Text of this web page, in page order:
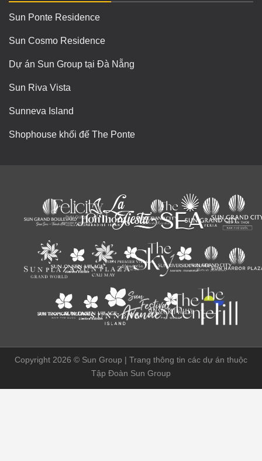
Sun Ponte Residence
Sun Cosmo Residence
Dự án Sun Group tại Đà Nẵng
Sun Riva Vista
Sunneva Island
Shophouse khối đế The Ponte
Copyright 2026 © Sun Group | Trang thông tin các dự án thuộc
Tập Đoàn Sun Group